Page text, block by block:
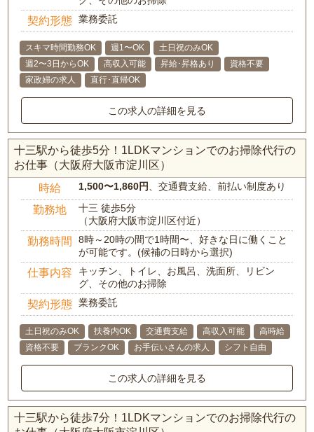
契約形態 業務委託
スキマ時間勤務OK 週1〜OK
土日祝のみOK
週2〜3日からOK
高収入可能 昇給･昇格あり
資格不要
家政婦の求人
直行･直帰OK
この求人の詳細を見る
十三駅から徒歩5分！1LDKマンションでのお掃除代行の
お仕事（大阪府大阪市淀川区）
時給 1,500〜1,860円、交通費支給、前払い制度あり
勤務地
十三 徒歩5分
（大阪府大阪市淀川区付近）
勤務時間
8時～20時の間で1時間〜、好きな日に働くこと
が可能です。(候補の日時から選択)
仕事内容
キッチン、トイレ、お風呂、洗面所、リビン
グ、その他のお掃除
契約形態 業務委託
土日祝のみOK 扶養内OK 交通費支給 高収入可能
高時給
資格不要
ブランクOK お手伝いさんの求人 シフト自由
この求人の詳細を見る
十三駅から徒歩7分！1LDKマンションでのお掃除代行の